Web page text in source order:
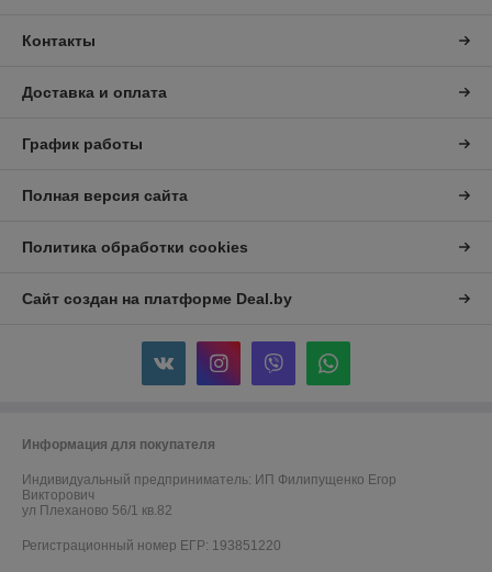
Контакты
Доставка и оплата
График работы
Полная версия сайта
Политика обработки cookies
Сайт создан на платформе Deal.by
Информация для покупателя
Индивидуальный предприниматель: ИП Филипущенко Егор
Викторович
ул Плеханово 56/1 кв.82
Регистрационный номер ЕГР: 193851220